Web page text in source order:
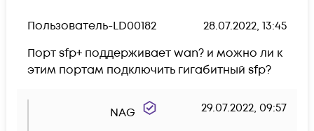
Пользователь-LD00182
28.07.2022, 13:45
Порт sfp+ поддерживает wan? и можно ли к
этим портам подключить гигабитный sfp?
NAG 29.07.2022, 09:57